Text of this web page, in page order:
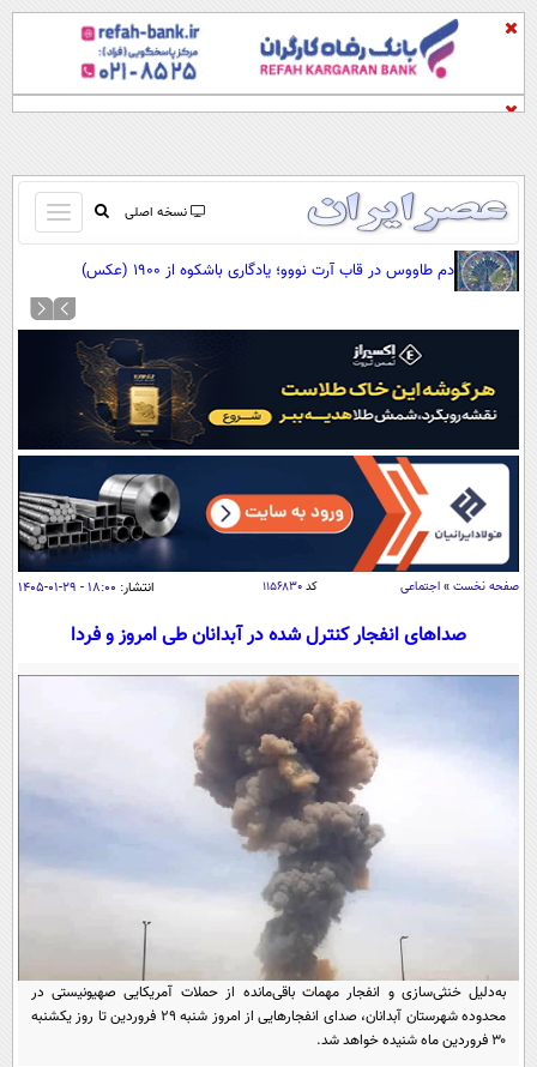
نسخه اصلی
باز
و
کردن
صفحه اول
آرشیو
نظرسنجی
آب و هوا
اوقات شرعی
سواد زندگی
اقتصاد
اقتصادی
جامعه
حوادث
سلامت
یک برش دانایی
محیط زیست
سفر و تفریح
بین الملل
سیاست خارجی
فرهنگ و هنر
علم و دانش
فناوری و It
علمی
اخبار کریپتو
قرآن
گوناگون
سرگرمی
باشگاه مغز
مجله تصویری سلاح
فیلم
اقتصاد
ورزش
عصر ایران 2
خواندنی ها و دیدنی ها
آموزش زبان
دم طاووس در قاب آرت نووو؛ یادگاری باشکوه از 1900 (عکس)
صفحه نخست » اجتماعی کد۱۱۵۶۸۳۰ انتشار: ۱۸:۰۰ - ۲۹-۰۱-۱۴۰۵
صداهای انفجار کنترل شده در آبدانان طی امروز و فردا
به‌دلیل خنثی‌سازی و انفجار مهمات باقی‌مانده از حملات آمریکایی صهیونیستی در
محدوده شهرستان آبدانان، صدای انفجارهایی از امروز شنبه ۲۹ فروردین تا روز یکشنبه
۳۰ فروردین ماه شنیده خواهد شد.